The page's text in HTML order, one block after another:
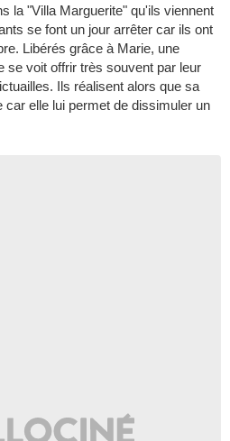
la "Villa Marguerite" qu'ils viennent
se font un jour arrêter car ils ont
Libérés grâce à Marie, une
se voit offrir très souvent par leur
Ils réalisent alors que sa
car elle lui permet de dissimuler un